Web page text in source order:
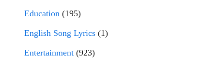
Education (195)
English Song Lyrics (1)
Entertainment (923)